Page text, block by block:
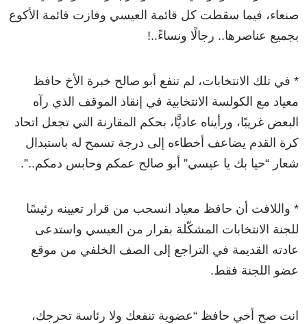
صنعاء، فيما سقطت كل قائمة العيسي وفازت قائمة الأكوع
بجميع عناصرها.. رجالًا ونساءً..!
* في تلك الانتخابات، لم تنفع أبو صالح خبرة الأخ حافظ
معياد مع الكولسة الانتخابية في إنقاذ الموقف الذي رآه
البعض غريبًا، ورأيناه عاديًّا، بحكم المقارنة التي تجعل اتحاد
كرة القدم يضاعف أخطاءه إلى درجة تسمح له باستبدال
شعار “حيا بك يا عيسي” أبو صالح عمكم وحابس دمكم..”.
* واللافت أن حافظ معياد انسحب من قرار تعيينه رئيسًا
للجنة الانتخابات المشكّلة بقرار من العيسي واستدعى
عادته القديمة في التراجع إلى الصف الخلفي من موقع
عضو اللجنة فقط.
انت صح أخي حافظ “عضوية تنفعك ولا رئاسة تحرجك،